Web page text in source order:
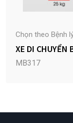
Chọn theo Bệnh
XE DI
MB317